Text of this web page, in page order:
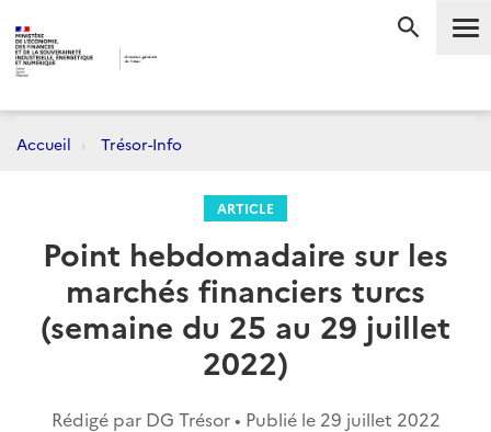
Accueil Trésor-Info
ARTICLE
Point hebdomadaire sur les
marchés financiers turcs
(semaine du 25 au 29 juillet
2022)
Rédigé par DG Trésor • Publié le 29 juillet 2022